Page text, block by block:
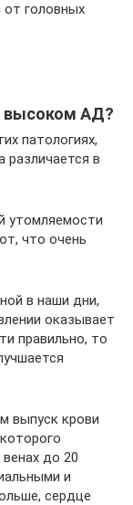
от головных
высоком АД?
патологиях,
различается в
утомляемости
что очень
в наши дни,
оказывает
правильно, то
выпуск крови
до 20
и
сердце